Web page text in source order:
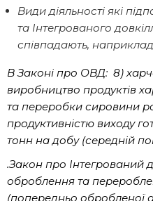
Види діяльності які
та Інтегрованого
співпадають,
В Законі про ОВД: 8)
виробництво продуктів
та переробки сировини
продуктивністю виходу
тонн на добу (середній
.Закон про Інтегрований
оброблення та
(попередньо обробленої